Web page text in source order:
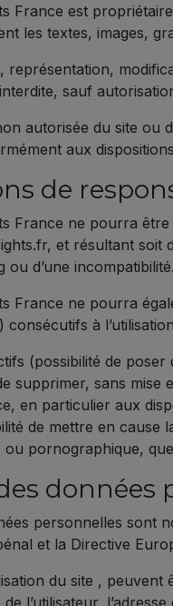
France est
les textes, images,
représentation,
sauf
autorisée du site ou
aux
de
France ne pourra être
et résultant soit
ou d’une incompatibilité.
France ne pourra
consécutifs à
(possibilité de
supprimer, sans mise
en particulier aux
de mettre en cause
ou pornographique,
données
personnelles sont
et la Directive
du site ,
l’utilisateur,